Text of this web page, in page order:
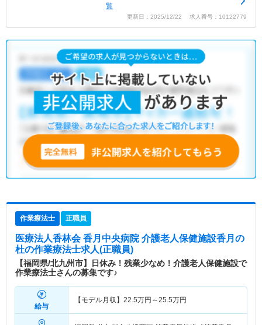
覧
更新日：2025/12/22 求人番号：10122779
作業療法士 正職員
医療法人香林会 香月中央病院 介護老人保健施設香月の
杜の作業療法士求人(正職員)
【福岡県/北九州市】日休み！残業少なめ！介護老人保健施設で
作業療法士さんの募集です♪
給与
【モデル月収】 22.5万円～25.5万円